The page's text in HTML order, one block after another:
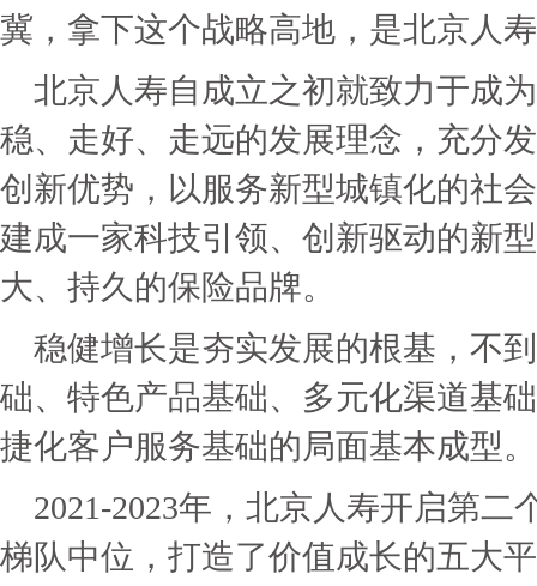
冀，拿下这个战略高地，是北京人
北京人寿自成立之初就致力于成
稳、走好、走远的发展理念，充分
创新优势，以服务新型城镇化的社
建成一家科技引领、创新驱动的新
大、持久的保险品牌。
稳健增长是夯实发展的根基，不
础、特色产品基础、多元化渠道基
捷化客户服务基础的局面基本成型。
2021-2023年，北京人寿开启第
梯队中位，打造了价值成长的五大